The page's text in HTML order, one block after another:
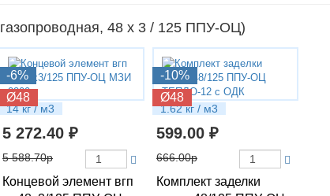
48 х 3 / 125 ППУ-ОЦ)
-6%
Ø48
14 кг / м3
5 272.40 ₽
5 588.70р
Концевой элемент вгп
-10%
Ø48
1.62 кг / м3
599.00 ₽
666.00р
Комплект заделки